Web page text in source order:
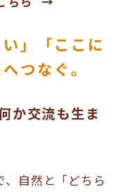
」「ここに
つなぐ。
か交流も生ま
、自然と「どちら